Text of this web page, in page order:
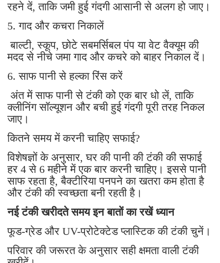
रहने दें, ताकि जमी हुई गंदगी आसानी से अलग हो जाए।
5. गाद और कचरा निकालें
बाल्टी, स्कूप, छोटे सबमर्सिबल पंप या वेट वैक्यूम की
मदद से नीचे जमा गाद और कचरे को बाहर निकाल दें।
6. साफ पानी से हल्का रिंस करें
अंत में साफ पानी से टंकी को एक बार धो लें, ताकि
क्लीनिंग सॉल्यूशन और बची हुई गंदगी पूरी तरह निकल
जाए।
कितने समय में करनी चाहिए सफाई?
विशेषज्ञों के अनुसार, घर की पानी की टंकी की सफाई
हर 4 से 6 महीने में एक बार करनी चाहिए। इससे पानी
साफ रहता है, बैक्टीरिया पनपने का खतरा कम होता है
और टंकी की स्वच्छता बनी रहती है।
नई टंकी खरीदते समय इन बातों का रखें ध्यान
फूड-ग्रेड और UV-प्रोटेक्टेड प्लास्टिक की टंकी चुनें।
परिवार की जरूरत के अनुसार सही क्षमता वाली टंकी